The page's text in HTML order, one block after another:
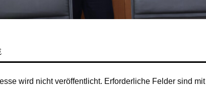
wird nicht veröffentlicht. Erforderliche Felder sind mit